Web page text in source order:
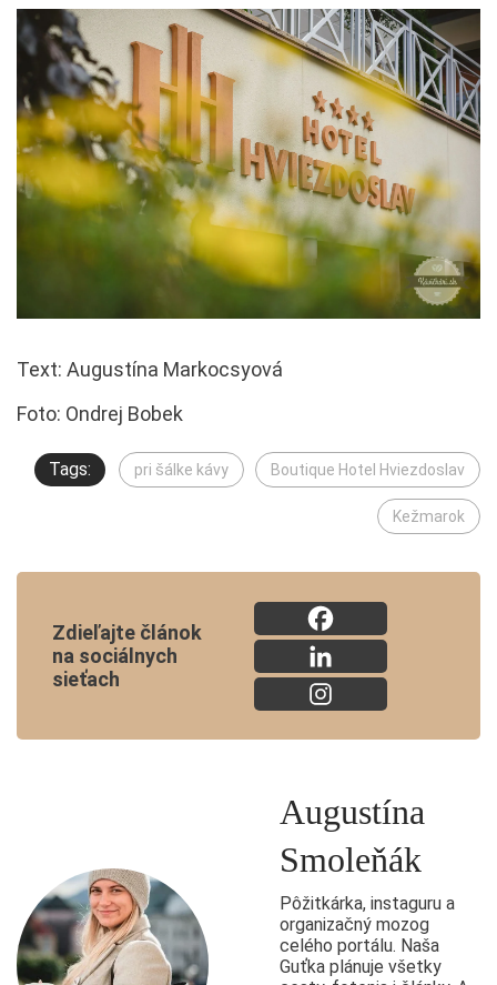
Text: Augustína Markocsyová
Foto: Ondrej Bobek
Tags: pri šálke kávy Boutique Hotel Hviezdoslav
Kežmarok
Zdieľajte článok
na sociálnych
sieťach
Augustína
Smoleňák
Pôžitkárka, instaguru a
organizačný mozog
celého portálu. Naša
Guťka plánuje všetky